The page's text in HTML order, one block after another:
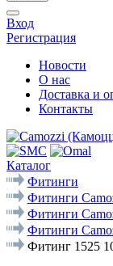
Вход
Регистрация
Новости
О нас
Доставка и
Контакты
Каталог
Фитинги
Фитинги
Фитинги
Фитинги
Фитинг 1525